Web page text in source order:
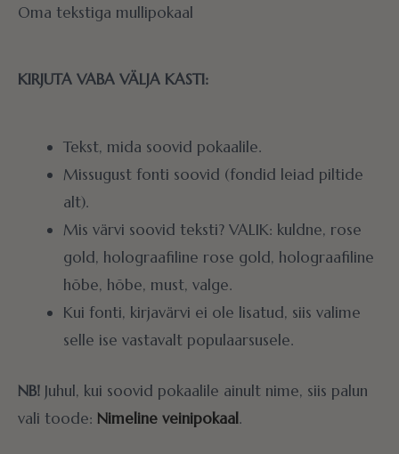
Oma tekstiga mullipokaal
KIRJUTA VABA VÄLJA KASTI:
Tekst, mida soovid pokaalile.
Missugust fonti soovid (fondid leiad piltide
alt).
Mis värvi soovid teksti? VALIK: kuldne, rose
gold, holograafiline rose gold, holograafiline
hõbe, hõbe, must, valge.
Kui fonti, kirjavärvi ei ole lisatud, siis valime
selle ise vastavalt populaarsusele.
NB! Juhul, kui soovid pokaalile ainult nime, siis palun
vali toode: Nimeline veinipokaal.